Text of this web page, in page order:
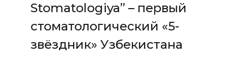
Stomatologiya” – первый
стоматологический «5-
звёздник» Узбекистана